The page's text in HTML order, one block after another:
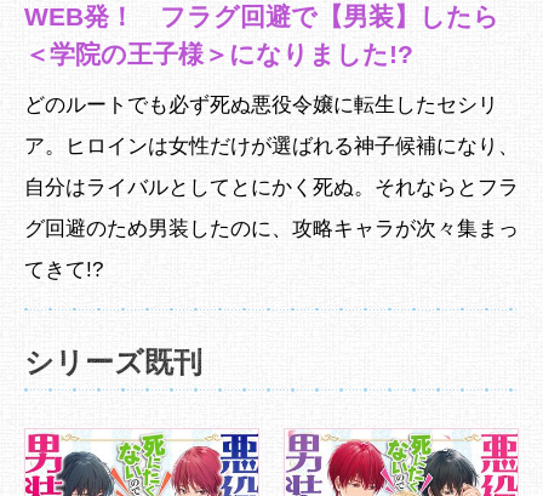
WEB発！ フラグ回避で【男装】したら
＜学院の王子様＞になりました!?
どのルートでも必ず死ぬ悪役令嬢に転生したセシリ
ア。ヒロインは女性だけが選ばれる神子候補になり、
自分はライバルとしてとにかく死ぬ。それならとフラ
グ回避のため男装したのに、攻略キャラが次々集まっ
てきて!?
シリーズ既刊